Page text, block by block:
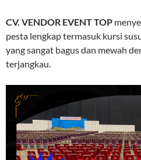
CV. VENDOR EVENT TOP
pesta lengkap termasuk kursi
yang sangat bagus dan mewah
terjangkau.